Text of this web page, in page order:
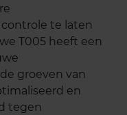
te laten
T005 heeft een
groeven van
en
tegen